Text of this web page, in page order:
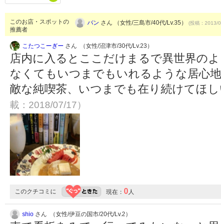
このお店・スポットの
推薦者
バン さん （女性/三島市/40代/Lv.35） (投稿：2013/
こたつこーぎー さん （女性/沼津市/30代/Lv.23）
店内に入るとここだけまるで異世界の
なくてもいつまでもいれるような居心
敵な純喫茶、いつまでも在り続けてほ
載：2018/07/17）
このクチコミに 現在： 0 人
shio さん （女性/伊豆の国市/20代/Lv.2）